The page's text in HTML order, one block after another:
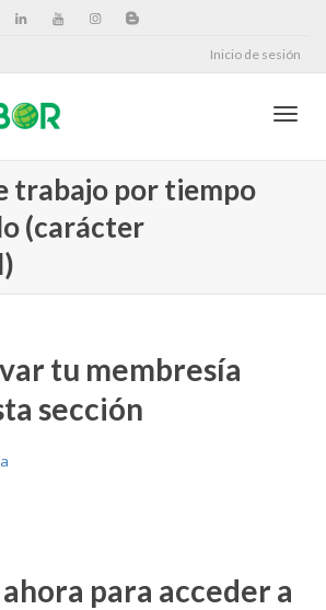
Inicio de sesión
trabajo por tiempo
(carácter
tu membresía
sección
para acceder a